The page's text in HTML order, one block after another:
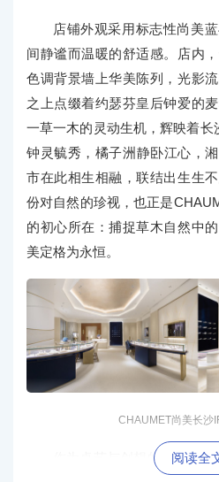
店铺外观采用标志性尚美
间静谧而温暖的舒适感。店内
色调背景墙上华美陈列，光影
之上点缀着约瑟芬皇后钟爱的
一草一木的灵动生机，辉映着长
钟灵毓秀，橘子洲静卧江心，
市在此相生相融，联结出生生
份对自然的珍视，也正是
的初心所在：捕捉草木自然中
美定格为永恒。
CHAUMET尚美长沙
作为卓艺与创想的先行者
阅读全